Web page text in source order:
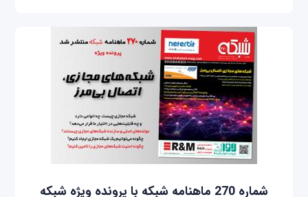
شماره 270 ماهنامه شبکه با پرونده ویژه شبکه